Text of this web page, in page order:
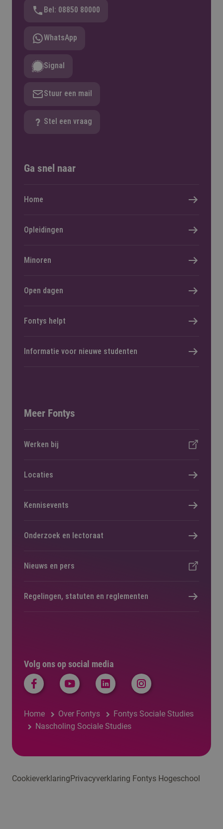
Bel: 08850 80000
WhatsApp
Signal
Stuur een mail
Stel een vraag
Volg ons op social media
Home Over Fontys
Fontys Sociale Studies
Nascholing Sociale Studies
Ga snel naar
Home
Opleidingen
Minoren
Open dagen
Fontys helpt
Informatie voor nieuwe studenten
Meer Fontys
Werken bij
Locaties
Kennisevents
Onderzoek en lectoraat
Nieuws en pers
Regelingen, statuten en reglementen
CookieverklaringPrivacyverklaring Fontys Hogeschool